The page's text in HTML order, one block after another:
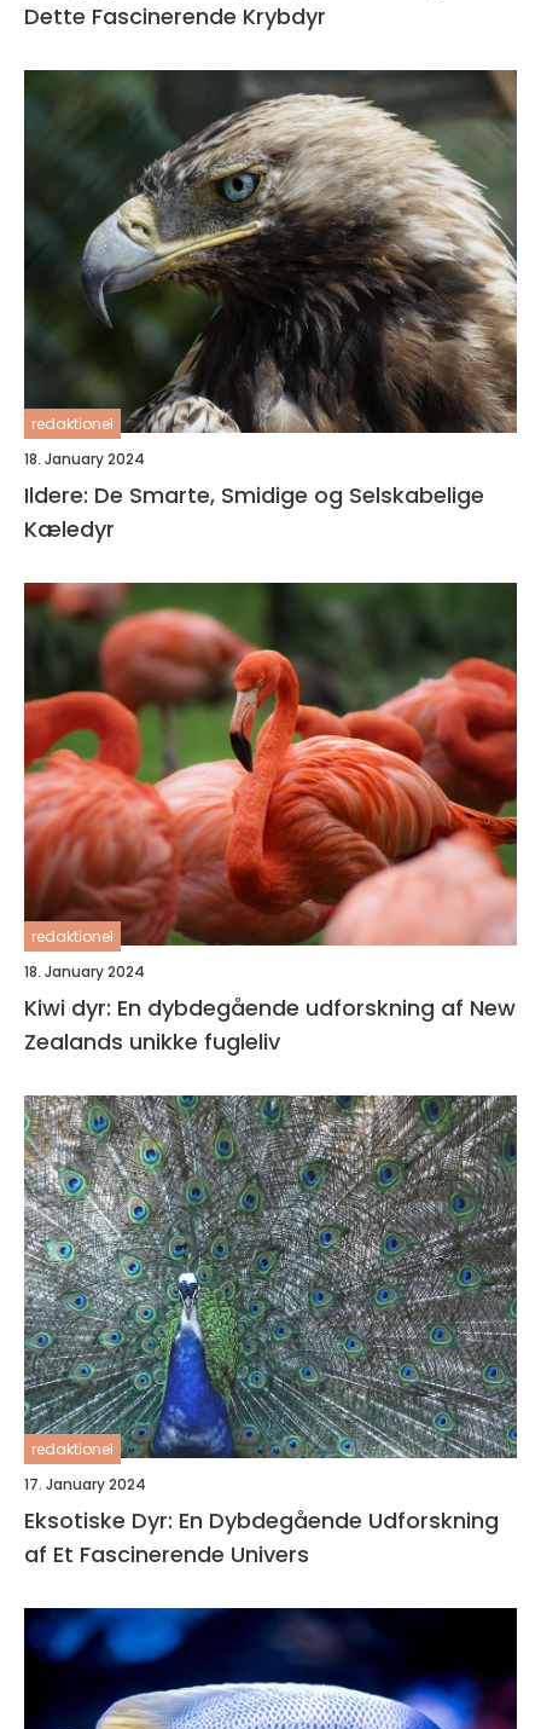
Dette Fascinerende Krybdyr
redaktionel
18. January 2024
Ildere: De Smarte, Smidige og Selskabelige
Kæledyr
redaktionel
18. January 2024
Kiwi dyr: En dybdegående udforskning af New
Zealands unikke fugleliv
redaktionel
17. January 2024
Eksotiske Dyr: En Dybdegående Udforskning
af Et Fascinerende Univers